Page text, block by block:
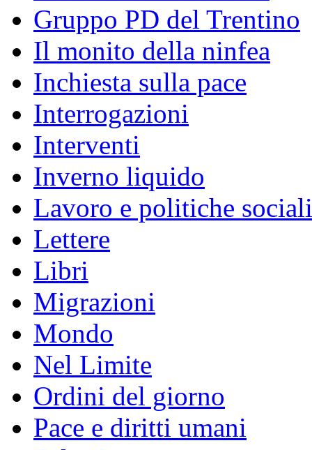
Gruppo PD del Trentino
Il monito della ninfea
Inchiesta sulla pace
Interrogazioni
Interventi
Inverno liquido
Lavoro e politiche sociali
Lettere
Libri
Migrazioni
Mondo
Nel Limite
Ordini del giorno
Pace e diritti umani